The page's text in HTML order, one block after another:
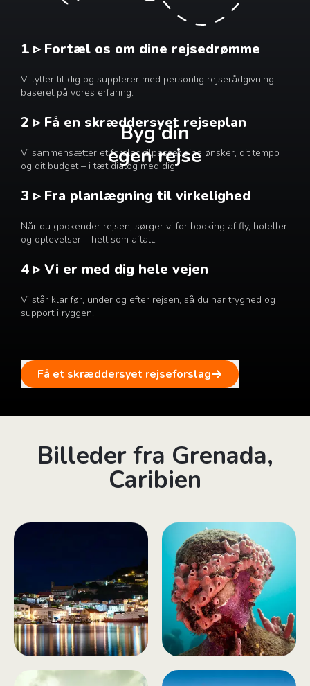
Byg din
egen rejse
1 ▹ Fortæl os om dine rejsedrømme
Vi lytter til dig og supplerer med personlig rejserådgivning
baseret på vores erfaring.
2 ▹ Få en skræddersyet rejseplan
Vi sammensætter et forslag tilpasset dine ønsker, dit tempo
og dit budget – i tæt dialog med dig.
3 ▹ Fra planlægning til virkelighed
Når du godkender rejsen, sørger vi for booking af fly, hoteller
og oplevelser – helt som aftalt.
4 ▹ Vi er med dig hele vejen
Vi står klar før, under og efter rejsen, så du har tryghed og
support i ryggen.
Få et skræddersyet rejseforslag
Billeder fra Grenada,
Caribien